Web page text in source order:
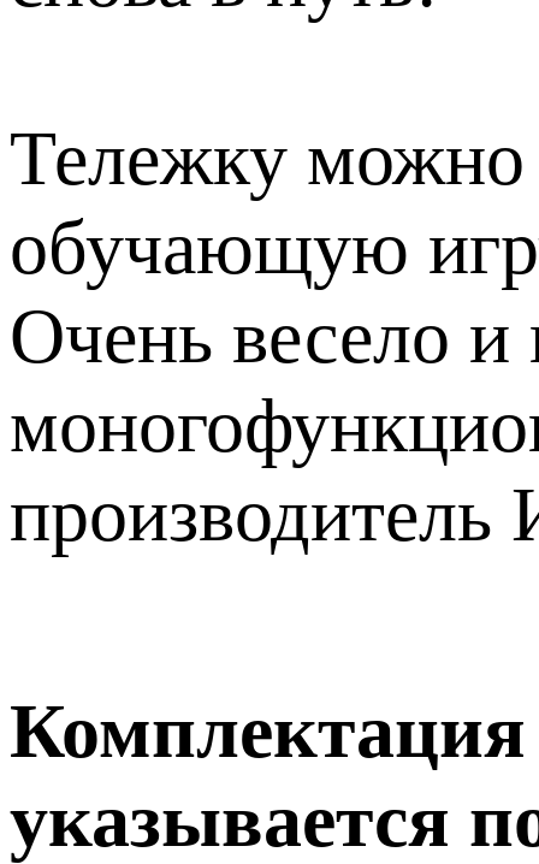
Тележку можно
обучающую
Очень весело и
производитель
Комплектация
указывается